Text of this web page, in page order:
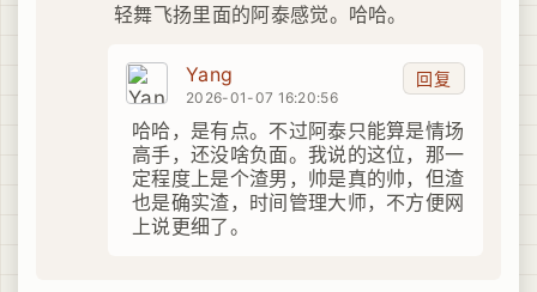
轻舞飞扬里面的阿泰感觉。哈哈。
回复
Yang
2026-01-07 16:20:56
哈哈，是有点。不过阿泰只能算是情场
高手，还没啥负面。我说的这位，那一
定程度上是个渣男，帅是真的帅，但渣
也是确实渣，时间管理大师，不方便网
上说更细了。